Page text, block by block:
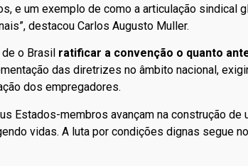
e um exemplo de como a articulação sindical
destacou Carlos Augusto Muller.
o Brasil ratificar a convenção o quanto
das diretrizes no âmbito nacional,
dos empregadores.
Estados-membros avançam na construção de
vidas. A luta por condições dignas segue